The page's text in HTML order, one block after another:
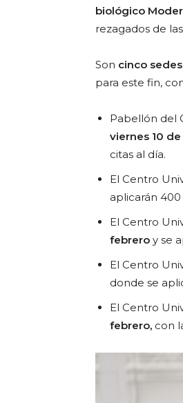
biológico
rezagados de
Son cinco
para este fin,
Pabellón del
viernes 10
citas al día.
El Centro
aplicarán 400
El Centro
febrero y se
El Centro
donde se
El Centro
febrero, con